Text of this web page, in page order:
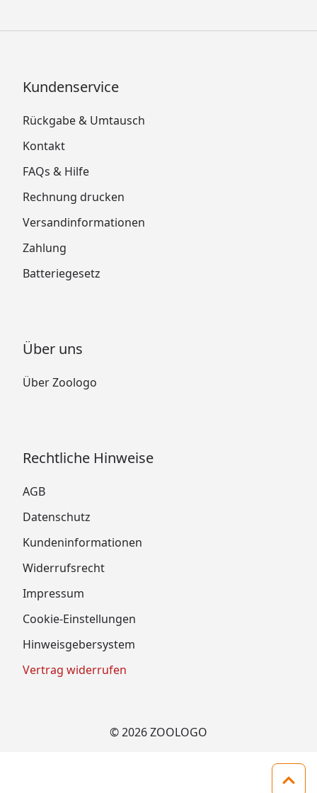
Kundenservice
Rückgabe & Umtausch
Kontakt
FAQs & Hilfe
Rechnung drucken
Versandinformationen
Zahlung
Batteriegesetz
Über uns
Über Zoologo
Rechtliche Hinweise
AGB
Datenschutz
Kundeninformationen
Widerrufsrecht
Impressum
Cookie-Einstellungen
Hinweisgebersystem
Vertrag widerrufen
© 2026 ZOOLOGO